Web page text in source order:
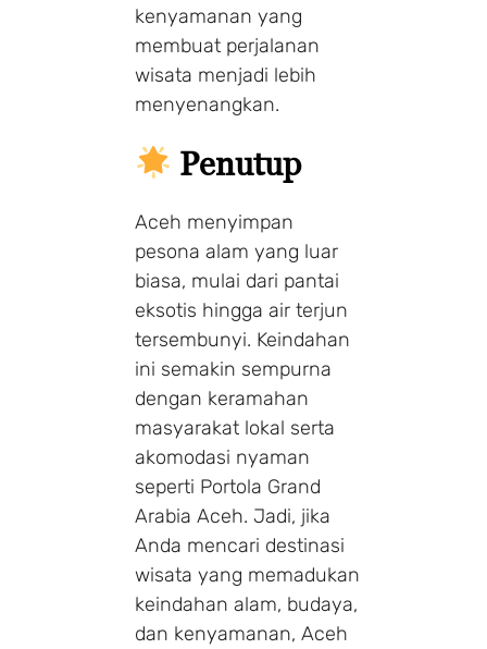
kenyamanan yang
membuat perjalanan
wisata menjadi lebih
menyenangkan.
Penutup
Aceh menyimpan
pesona alam yang luar
biasa, mulai dari pantai
eksotis hingga air terjun
tersembunyi. Keindahan
ini semakin sempurna
dengan keramahan
masyarakat lokal serta
akomodasi nyaman
seperti Portola Grand
Arabia Aceh. Jadi, jika
Anda mencari destinasi
wisata yang memadukan
keindahan alam, budaya,
dan kenyamanan, Aceh